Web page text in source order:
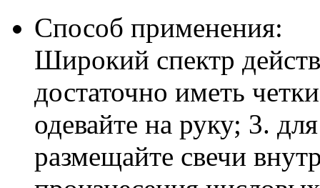
Способ применения:
Широкий спектр
достаточно иметь
одевайте на руку; 3.
размещайте свечи